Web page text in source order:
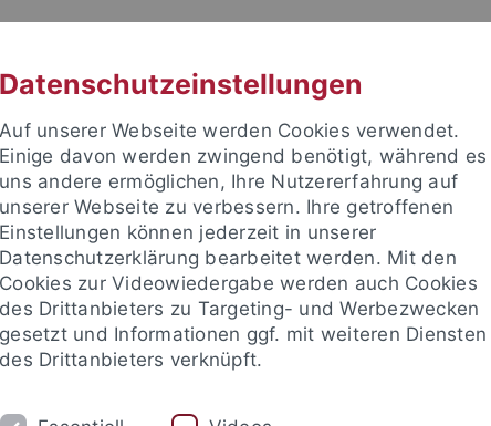
FORSCHUNG EINRICHTUNGEN
Datenschutzeinstellungen
Auf unserer Webseite werden Cookies verwendet.
Einige davon werden zwingend benötigt, während es
uns andere ermöglichen, Ihre Nutzererfahrung auf
unserer Webseite zu verbessern. Ihre getroffenen
Einstellungen können jederzeit in unserer
Datenschutzerklärung bearbeitet werden. Mit den
Cookies zur Videowiedergabe werden auch Cookies
des Drittanbieters zu Targeting- und Werbezwecken
gesetzt und Informationen ggf. mit weiteren Diensten
des Drittanbieters verknüpft.